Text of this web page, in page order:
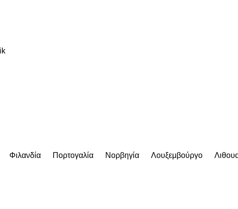
Φιλανδία Πορτογαλία Νορβηγία Λουξεμβούργο